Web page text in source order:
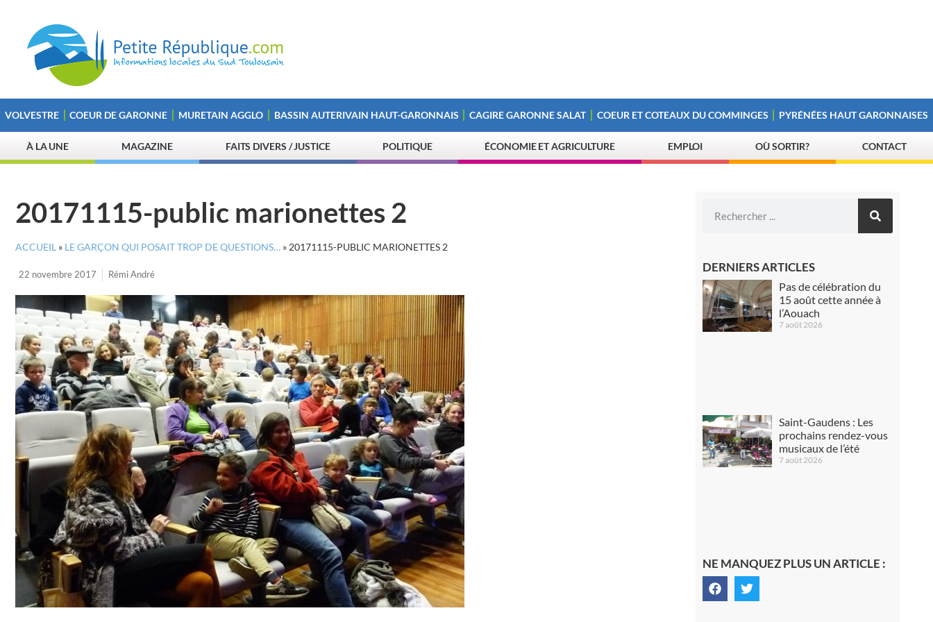
VOLVESTRE COEUR DE GARONNE MURETAIN AGGLO BASSIN AUTERIVAIN HAUT-GARONNAIS CAGIRE GARONNE SALAT COEUR ET COTEAUX DU COMMINGES PYRÉNÉES HAUT GARONNAISES
À LA UNE MAGAZINE FAITS DIVERS / JUSTICE POLITIQUE ÉCONOMIE ET AGRICULTURE EMPLOI OÙ SORTIR? CONTACT
20171115-public marionettes 2
ACCUEIL » LE GARÇON QUI POSAIT TROP DE QUESTIONS… » 20171115-PUBLIC MARIONETTES 2
22 novembre 2017 Rémi André DERNIERS ARTICLES
Pas de célébration du
15 août cette année à
l’Aouach
7 août 2026
Saint-Gaudens : Les
prochains rendez-vous
musicaux de l’été
7 août 2026
NE MANQUEZ PLUS UN ARTICLE :